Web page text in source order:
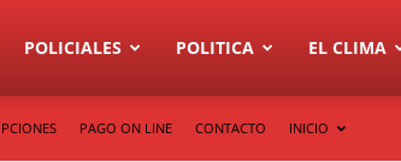
POLICIALES POLITICA EL CLIMA
PAGO ON LINE CONTACTO INICIO